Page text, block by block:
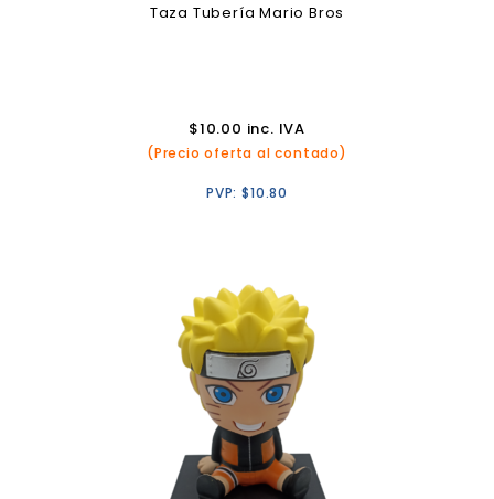
Taza Tubería Mario Bros
$10.00 inc. IVA
(Precio oferta al contado)
PVP:$10.80